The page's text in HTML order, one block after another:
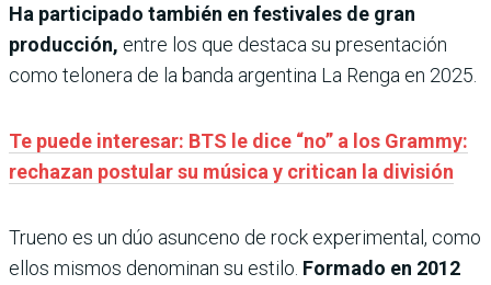
Ha participado también en festivales de gran
producción, entre los que destaca su presentación
como telonera de la banda argentina La Renga en 2025.
Te puede interesar: BTS le dice “no” a los Grammy:
rechazan postular su música y critican la división
Trueno es un dúo asunceno de rock experimental, como
ellos mismos denominan su estilo. Formado en 2012